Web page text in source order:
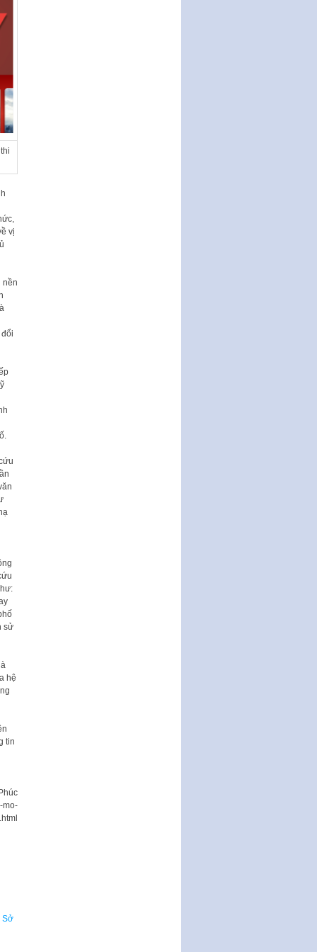
vị
nền
sử
hệ
tin
mo-
Sở